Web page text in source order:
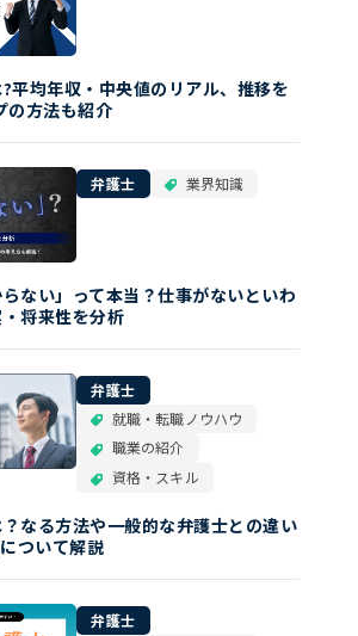
平均年収・中央値のリアル、推移を
の方法も紹介
弁護士 業界知識
らない」って本当？仕事がないといわ
将来性を分析
弁護士
就職・転職ノウハウ
職業の紹介
資格・スキル
なる方法や一般的な弁護士との違い
ついて解説
弁護士